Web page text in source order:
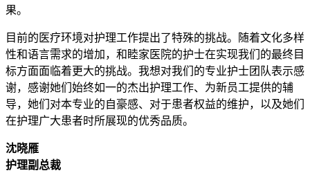
果。
目前的医疗环境对护理工作提出了特殊的挑战。随着文化多样
性和语言需求的增加，和睦家医院的护士在实现我们的最终目
标方面面临着更大的挑战。我想对我们的专业护士团队表示感
谢，感谢她们始终如一的杰出护理工作、为新员工提供的辅
导，她们对本专业的自豪感、对于患者权益的维护，以及她们
在护理广大患者时所展现的优秀品质。
沈晓雁
护理副总裁